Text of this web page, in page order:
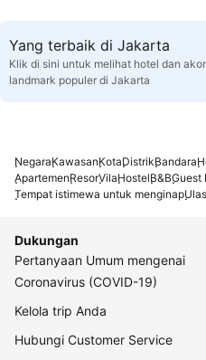
Yang terbaik di Jakarta
Klik di sini untuk melihat hotel dan
landmark populer di Jakarta
NegaraKawasanKotaDistrikBandara
ApartemenResorVilaHostelB&BGuest
Tempat istimewa untuk menginap
Dukungan
Pertanyaan Umum mengenai
Coronavirus (COVID-19)
Kelola trip Anda
Hubungi Customer Service